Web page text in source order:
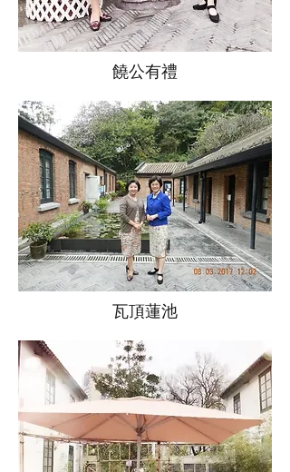
​饒公有禮
瓦頂蓮池